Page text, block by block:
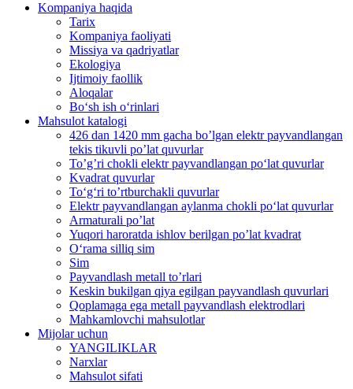
Kompaniya haqida
Tarix
Kompaniya faoliyati
Missiya va qadriyatlar
Ekologiya
Ijtimoiy faollik
Aloqalar
Bo‘sh ish o‘rinlari
Mahsulot katalogi
426 dan 1420 mm gacha bo’lgan elektr payvandlangan
tekis tikuvli po’lat quvurlar
To’g’ri chokli elektr payvandlangan po‘lat quvurlar
Kvadrat quvurlar
To‘g‘ri to’rtburchakli quvurlar
Elektr payvandlangan aylanma chokli po‘lat quvurlar
Armaturali po’lat
Yuqori haroratda ishlov berilgan po’lat kvadrat
O‘rama silliq sim
Sim
Payvandlash metall to’rlari
Keskin bukilgan qiya egilgan payvandlash quvurlari
Qoplamaga ega metall payvandlash elektrodlari
Mahkamlovchi mahsulotlar
Mijolar uchun
YANGILIKLAR
Narxlar
Mahsulot sifati